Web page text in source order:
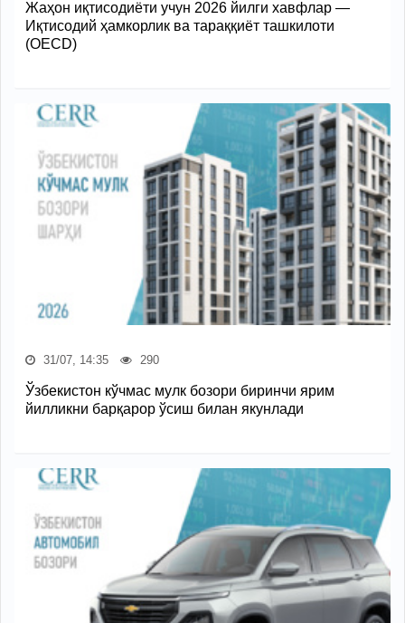
Жаҳон иқтисодиёти учун 2026 йилги хавфлар —
Иқтисодий ҳамкорлик ва тараққиёт ташкилоти
(OECD)
31/07, 14:35 290
Ўзбекистон кўчмас мулк бозори биринчи ярим
йилликни барқарор ўсиш билан якунлади